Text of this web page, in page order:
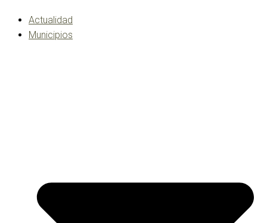
Actualidad
Municipios